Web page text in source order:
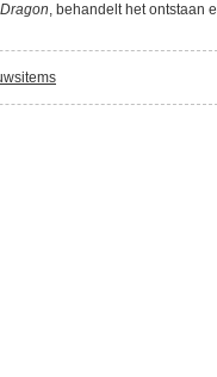
Dragon, behandelt het ontstaan